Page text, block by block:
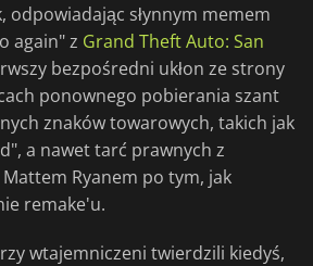
odpowiadając słynnym memem
again" z Grand Theft Auto: San
bezpośredni ukłon ze strony
ponownego pobierania szant
znaków towarowych, takich jak
a nawet tarć prawnych z
Ryanem po tym, jak
remake'u.
wtajemniczeni twierdzili kiedyś,